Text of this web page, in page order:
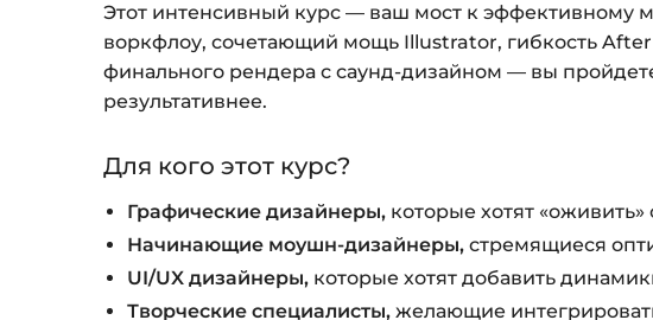
Этот интенсивный курс — ваш мост к эффективному
воркфлоу, сочетающий мощь Illustrator, гибкость
финального рендера с саунд-дизайном — вы
результативнее.
Для кого этот курс?
Графические дизайнеры, которые хотят
Начинающие моушн-дизайнеры, стремящиеся
UI/UX дизайнеры, которые хотят добавить
Творческие специалисты, желающие